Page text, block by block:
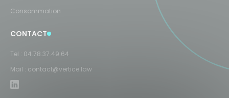
Consommation
CONTACT
Tel : 04.78.37.49.64
Mail : contact@vertice.law